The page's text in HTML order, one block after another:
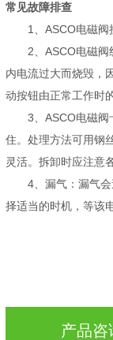
常见故障排查
1、ASCO电磁阀接
2、ASCO电磁阀线
内电流过大而烧毁，
动按钮由正常工作时
3、ASCO电磁阀卡
住。处理方法可用钢
灵活。拆卸时应注意
4、漏气：漏气会造
择适当的时机，等该
产品咨